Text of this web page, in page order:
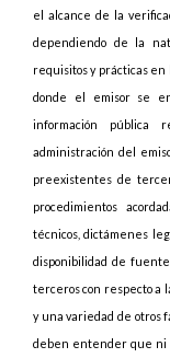
el alcance de la
dependiendo de la
requisitos y prácticas en
donde el emisor se
información pública
administración del
preexistentes de
procedimientos
técnicos, dictámenes
disponibilidad de
terceros con respecto a
y una variedad de otros
deben entender que ni